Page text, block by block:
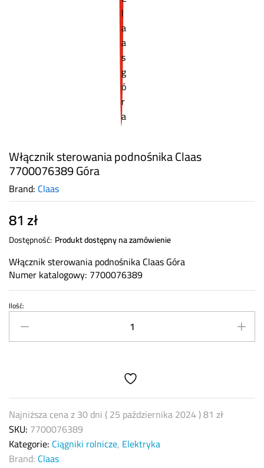
Włącznik sterowania podnośnika Claas
7700076389 Góra
Brand: Claas
81 zł
Dostępność: Produkt dostępny na zamówienie
Włącznik sterowania podnośnika Claas Góra
Numer katalogowy: 7700076389
Włącznik
sterowania
podnośnika
quantity
Ilość:
Najniższa cena z 30 dni (25 października 2024)81 zł
SKU: 7700076389
Kategorie: Ciągniki rolnicze, Elektryka
Brand: Claas